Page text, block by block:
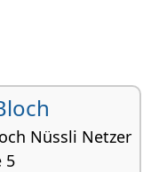
Nüssli Netzer
5